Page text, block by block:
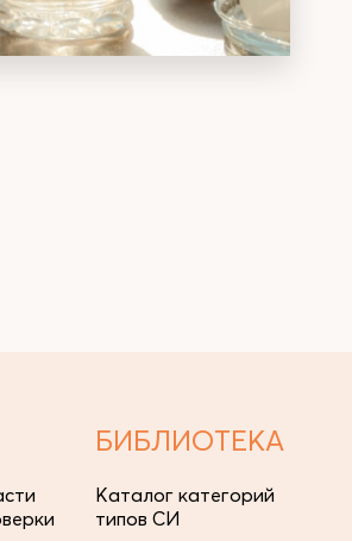
БИБЛИОТЕКА
Каталог категорий
типов СИ